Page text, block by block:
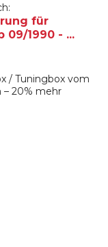
für
09/1990 - ...
/ Tuningbox vom
– 20% mehr